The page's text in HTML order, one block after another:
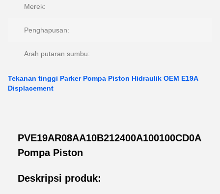
Merek:
Penghapusan:
Arah putaran sumbu:
Tekanan tinggi Parker Pompa Piston Hidraulik OEM E19A
Displacement
PVE19AR08AA10B212400A100100CD0A
Pompa Piston
Deskripsi produk: